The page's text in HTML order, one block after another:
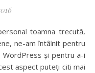
ne-am întâlnit pentru
și pentru a-i
aspect puteți citi mai